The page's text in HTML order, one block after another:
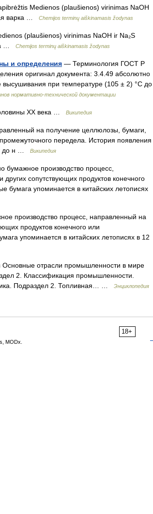
Medienos (plaušienos) virinimas NaOH
варка …
Chemijos terminų aiškinamasis žodynas
(plaušienos) virinimas NaOH ir Na₂S
…
Chemijos terminų aiškinamasis žodynas
и определения — Терминология ГОСТ Р
оригинал документа: 3.4.49 абсолютно
при температуре (105 ± 2) °С до
нормативно-технической документации
XX века … Википедия
на получение целлюлозы, бумаги,
передела. История появления
до н …
Википедия
производство процесс,
сопутствующих продуктов конечного
бумага упоминается в китайских летописях
производство процесс, направленный на
продуктов конечного или
упоминается в китайских летописях в 12
отрасли промышленности в мире
2. Классификация промышленности.
Подраздел 2. Топливная… …
Энциклопедия
18+
MODx.